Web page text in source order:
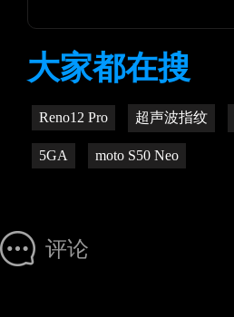
大家都在搜
Reno12 Pro 超声波指纹
5GA moto S50 Neo
评论